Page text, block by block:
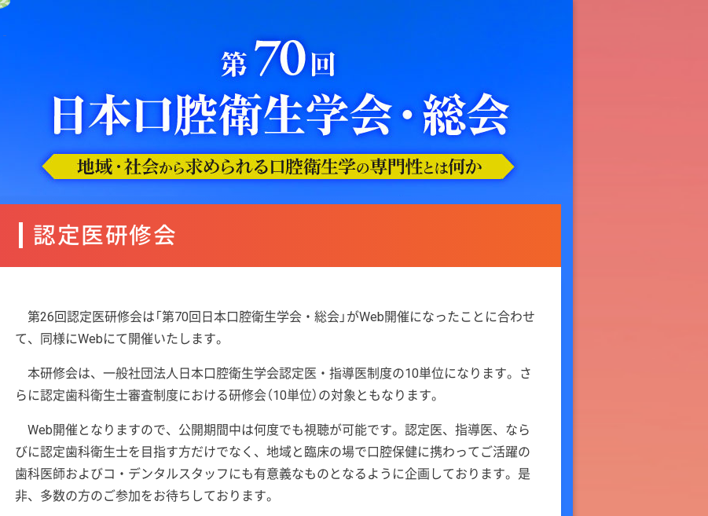
認定医研修会
第26回認定医研修会は「第70回日本口腔衛生学会・総会」がWeb開催になったことに合わせ
て、同様にWebにて開催いたします。
本研修会は、一般社団法人日本口腔衛生学会認定医・指導医制度の10単位になります。さ
らに認定歯科衛生士審査制度における研修会（10単位）の対象ともなります。
Web開催となりますので、公開期間中は何度でも視聴が可能です。認定医、指導医、なら
びに認定歯科衛生士を目指す方だけでなく、地域と臨床の場で口腔保健に携わってご活躍の
歯科医師およびコ・デンタルスタッフにも有意義なものとなるように企画しております。是
非、多数の方のご参加をお待ちしております。